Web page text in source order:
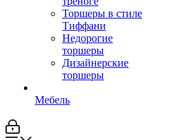
Торшеры в стиле
Тиффани
Недорогие
торшеры
Дизайнерские
торшеры
Мебель